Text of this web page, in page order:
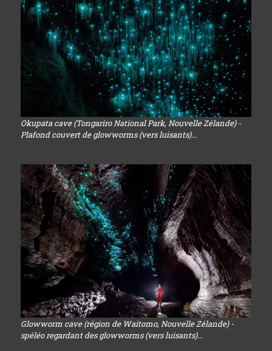
Okupata cave (Tongariro National Park, Nouvelle Zélande) -
Plafond couvert de glowworms (vers luisants)...
Glowworm cave (région de Waitomo, Nouvelle Zélande) -
spéléo regardant des glowworms (vers luisants)...